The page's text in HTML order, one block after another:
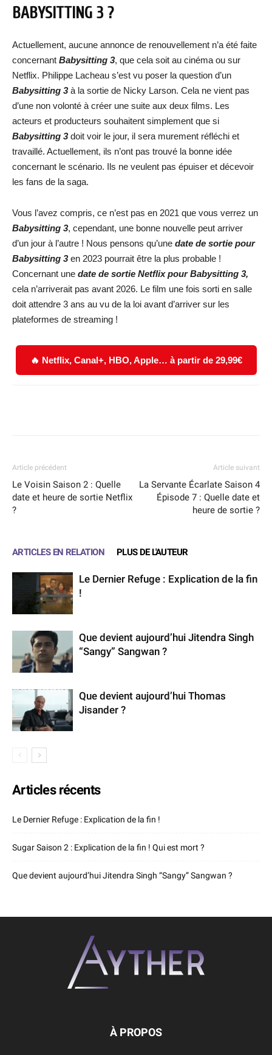
BABYSITTING 3 ?
Actuellement, aucune annonce de renouvellement n’a été faite
concernant Babysitting 3, que cela soit au cinéma ou sur
Netflix. Philippe Lacheau s’est vu poser la question d’un
Babysitting 3à la sortie de Nicky Larson. Cela ne vient pas
d’une non volonté à créer une suite aux deux films. Les
acteurs et producteurs souhaitent simplement que si
Babysitting 3doit voir le jour, il sera murement réfléchi et
travaillé. Actuellement, ils n’ont pas trouvé la bonne idée
concernant le scénario. Ils ne veulent pas épuiser et décevoir
les fans de la saga.
Vous l’avez compris, ce n’est pas en 2021 que vous verrez un
Babysitting 3, cependant, une bonne nouvelle peut arriver
d’un jour à l’autre ! Nous pensons qu’une date de sortie pour
Babysitting 3en 2023 pourrait être la plus probable !
Concernant une date de sortie Netflix pour Babysitting 3,
cela n’arriverait pas avant 2026. Le film une fois sorti en salle
doit attendre 3 ans au vu de la loi avant d’arriver sur les
plateformes de streaming !
🔥 Netflix, Canal+, HBO, Apple… à partir de 29,99€
Article précédent
Le Voisin Saison 2 : Quelle
date et heure de sortie Netflix
?
Article suivant
La Servante Écarlate Saison 4
Épisode 7 : Quelle date et
heure de sortie ?
ARTICLES EN RELATION PLUS DE L'AUTEUR
Le Dernier Refuge : Explication de la fin
!
Que devient aujourd’hui Jitendra Singh
“Sangy” Sangwan ?
Que devient aujourd’hui Thomas
Jisander ?
Articles récents
Le Dernier Refuge : Explication de la fin !
Sugar Saison 2 : Explication de la fin ! Qui est mort ?
Que devient aujourd’hui Jitendra Singh “Sangy” Sangwan ?
À PROPOS